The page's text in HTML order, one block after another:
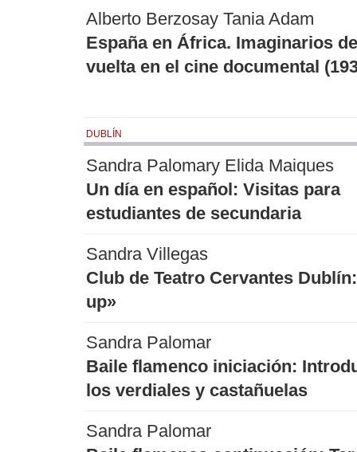
Alberto Berzosay Tania Adam
España en África. Imaginarios
vuelta en el cine documental
DUBLÍN
Sandra Palomary Elida Maiques
Un día en español: Visitas para
estudiantes de secundaria
Sandra Villegas
Club de Teatro Cervantes
up»
Sandra Palomar
Baile flamenco iniciación:
los verdiales y castañuelas
Sandra Palomar